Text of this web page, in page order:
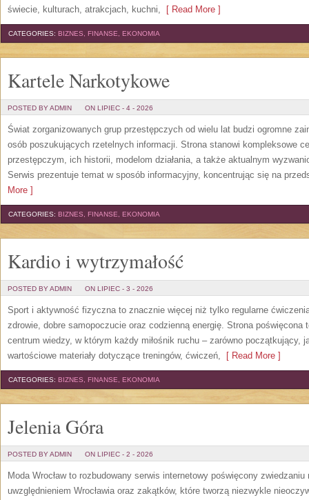
świecie, kulturach, atrakcjach, kuchni, [ Read More ]
CATEGORIES: BIZNES, FINANSE, EKONOMIA
Kartele Narkotykowe
POSTED BY ADMIN ON LIPIEC - 4 - 2026
Świat zorganizowanych grup przestępczych od wielu lat budzi ogromne
osób poszukujących rzetelnych informacji. Strona stanowi kompleksowe
przestępczym, ich historii, modelom działania, a także aktualnym
Serwis prezentuje temat w sposób informacyjny, koncentrując się na
More ]
CATEGORIES: BIZNES, FINANSE, EKONOMIA
Kardio i wytrzymałość
POSTED BY ADMIN ON LIPIEC - 3 - 2026
Sport i aktywność fizyczna to znacznie więcej niż tylko regularne
zdrowie, dobre samopoczucie oraz codzienną energię. Strona poświęcona
centrum wiedzy, w którym każdy miłośnik ruchu – zarówno początkujący,
wartościowe materiały dotyczące treningów, ćwiczeń, [ Read More ]
CATEGORIES: BIZNES, FINANSE, EKONOMIA
Jelenia Góra
POSTED BY ADMIN ON LIPIEC - 2 - 2026
Moda Wrocław to rozbudowany serwis internetowy poświęcony
uwzględnieniem Wrocławia oraz zakątków, które tworzą niezwykle